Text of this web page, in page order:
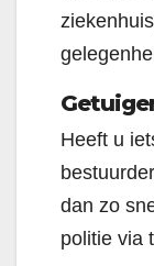
Heeft u
dan zo
politie via